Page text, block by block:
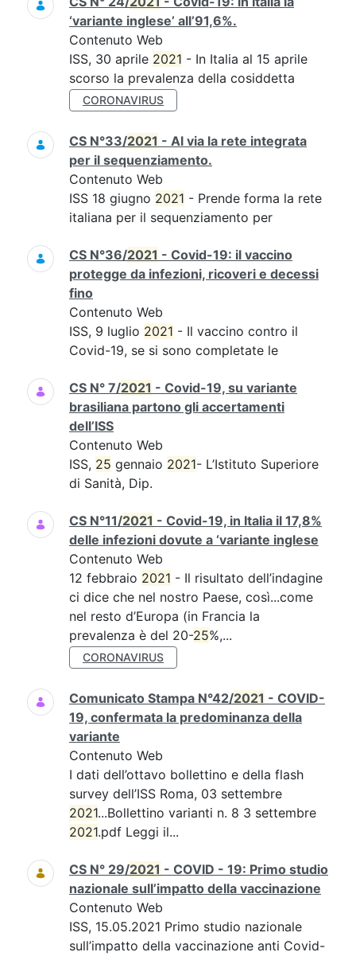
‘variante inglese’ all’91,6%.
Contenuto Web
ISS, 30 aprile 2021 - In Italia al 15 aprile
scorso la prevalenza della cosiddetta
CORONAVIRUS
CS N°33/2021 - Al via la rete integrata
per il sequenziamento.
Contenuto Web
ISS 18 giugno 2021 - Prende forma la rete
italiana per il sequenziamento per
CS N°36/2021 - Covid-19: il vaccino
protegge da infezioni, ricoveri e decessi
fino
Contenuto Web
ISS, 9 luglio 2021 - Il vaccino contro il
Covid-19, se si sono completate le
CS N° 7/2021 - Covid-19, su variante
brasiliana partono gli accertamenti
dell’ISS
Contenuto Web
ISS, 25 gennaio 2021- L’Istituto Superiore
di Sanità, Dip.
CS N°11/2021 - Covid-19, in Italia il 17,8%
delle infezioni dovute a ‘variante inglese
Contenuto Web
12 febbraio 2021 - Il risultato dell’indagine
ci dice che nel nostro Paese, così...come
nel resto d’Europa (in Francia la
prevalenza è del 20-25%,...
CORONAVIRUS
Comunicato Stampa N°42/2021 - COVID-
19, confermata la predominanza della
variante
Contenuto Web
I dati dell’ottavo bollettino e della flash
survey dell’ISS Roma, 03 settembre
2021...Bollettino varianti n. 8 3 settembre
2021.pdf Leggi il...
CS N° 29/2021 - COVID - 19: Primo studio
nazionale sull’impatto della vaccinazione
Contenuto Web
ISS, 15.05.2021 Primo studio nazionale
sull’impatto della vaccinazione anti Covid-